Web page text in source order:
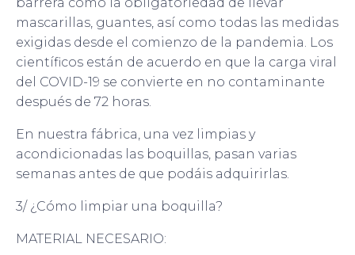
mascarillas, guantes, así como todas las medidas
exigidas desde el comienzo de la pandemia. Los
científicos están de acuerdo en que la carga viral
del COVID-19 se convierte en no contaminante
después de 72 horas.
En nuestra fábrica, una vez limpias y
acondicionadas las boquillas, pasan varias
semanas antes de que podáis adquirirlas.
3/ ¿Cómo limpiar una boquilla?
MATERIAL NECESARIO: